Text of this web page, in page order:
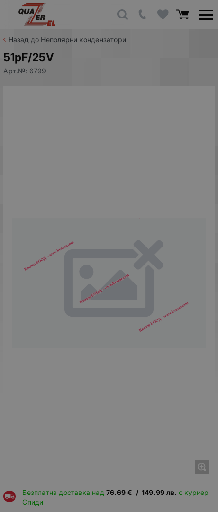
Назад до Неполярни кондензатори
51pF/25V
Арт.№: 6799
Безплатна доставка над 76.69 € / 149.99 лв. с куриер
Спиди